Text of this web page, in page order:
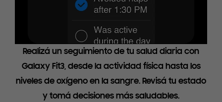
Realizá un seguimiento de tu salud diaria con
Galaxy Fit3, desde la actividad física hasta los
niveles de oxígeno en la sangre. Revisá tu estado
y tomá decisiones más saludables.